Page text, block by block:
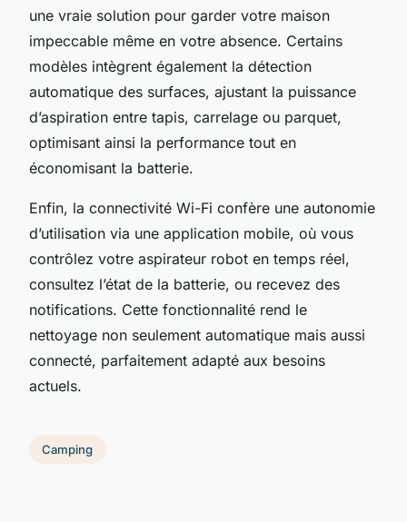
une vraie solution pour garder votre maison
impeccable même en votre absence. Certains
modèles intègrent également la détection
automatique des surfaces, ajustant la puissance
d’aspiration entre tapis, carrelage ou parquet,
optimisant ainsi la performance tout en
économisant la batterie.
Enfin, la connectivité Wi-Fi confère une autonomie
d’utilisation via une application mobile, où vous
contrôlez votre aspirateur robot en temps réel,
consultez l’état de la batterie, ou recevez des
notifications. Cette fonctionnalité rend le
nettoyage non seulement automatique mais aussi
connecté, parfaitement adapté aux besoins
actuels.
Camping